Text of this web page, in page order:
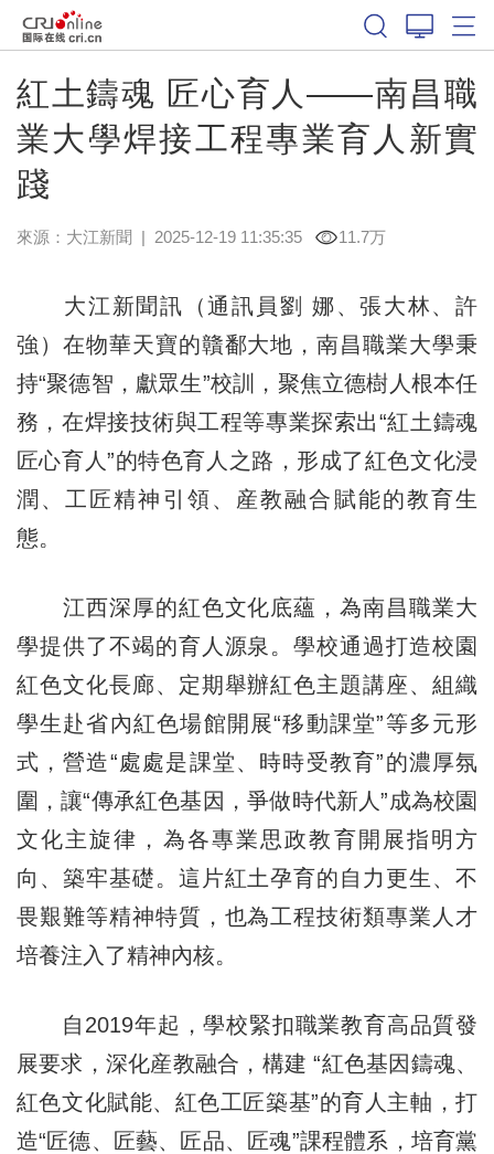
紅土鑄魂 匠心育人——南昌職
業大學焊接工程專業育人新實
踐
來源： 大江新聞 | 2025-12-19 11:35:35 11.7万
大江新聞訊（通訊員劉 娜、張大林、許
強）在物華天寶的贛鄱大地，南昌職業大學秉
持“聚德智，獻眾生”校訓，聚焦立德樹人根本任
務，在焊接技術與工程等專業探索出“紅土鑄魂
匠心育人”的特色育人之路，形成了紅色文化浸
潤、工匠精神引領、産教融合賦能的教育生
態。
江西深厚的紅色文化底蘊，為南昌職業大
學提供了不竭的育人源泉。學校通過打造校園
紅色文化長廊、定期舉辦紅色主題講座、組織
學生赴省內紅色場館開展“移動課堂”等多元形
式，營造“處處是課堂、時時受教育”的濃厚氛
圍，讓“傳承紅色基因，爭做時代新人”成為校園
文化主旋律，為各專業思政教育開展指明方
向、築牢基礎。這片紅土孕育的自力更生、不
畏艱難等精神特質，也為工程技術類專業人才
培養注入了精神內核。
自2019年起，學校緊扣職業教育高品質發
展要求，深化産教融合，構建 “紅色基因鑄魂、
紅色文化賦能、紅色工匠築基”的育人主軸，打
造“匠德、匠藝、匠品、匠魂”課程體系，培育黨